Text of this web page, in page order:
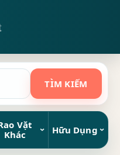
Vặt
Khác
Hữu Dụng